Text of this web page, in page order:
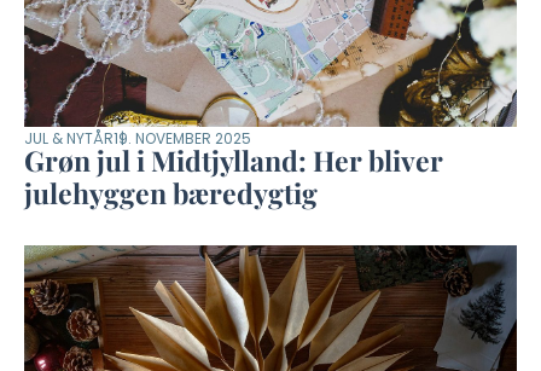
JUL & NYTÅR19. NOVEMBER 2025
Grøn jul i Midtjylland: Her bliver
julehyggen bæredygtig